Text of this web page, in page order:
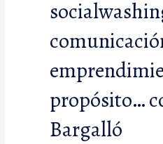
propósito…
Bargalló